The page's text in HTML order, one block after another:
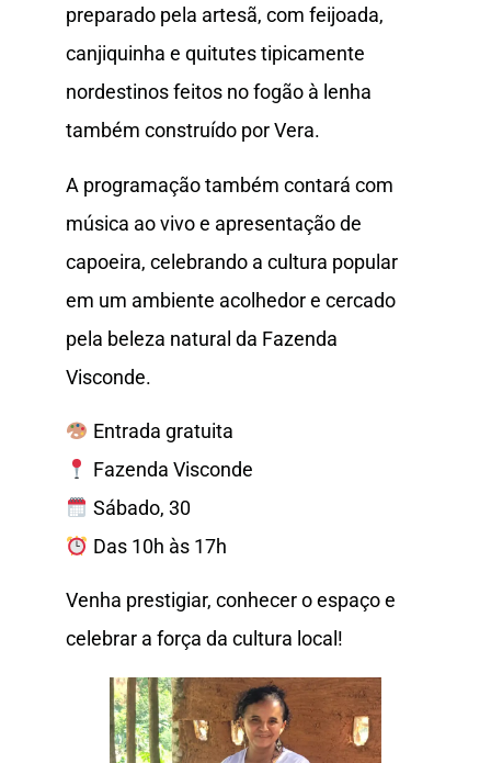
preparado pela artesã, com feijoada,
canjiquinha e quitutes tipicamente
nordestinos feitos no fogão à lenha
também construído por Vera.
A programação também contará com
música ao vivo e apresentação de
capoeira, celebrando a cultura popular
em um ambiente acolhedor e cercado
pela beleza natural da Fazenda
Visconde.
Entrada gratuita
Fazenda Visconde
Sábado, 30
Das 10h às 17h
Venha prestigiar, conhecer o espaço e
celebrar a força da cultura local!